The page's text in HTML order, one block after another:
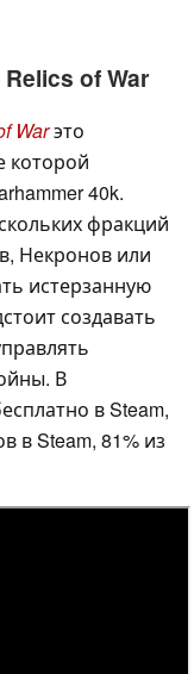
of War
Warэто
которой
40k.
фракций
Некронов или
истерзанную
создавать
В
в Steam,
в Steam, 81% из